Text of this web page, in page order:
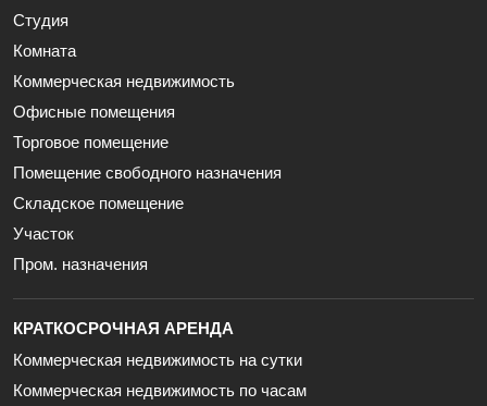
Студия
Комната
Коммерческая недвижимость
Офисные помещения
Торговое помещение
Помещение свободного назначения
Складское помещение
Участок
Пром. назначения
КРАТКОСРОЧНАЯ АРЕНДА
Коммерческая недвижимость на сутки
Коммерческая недвижимость по часам